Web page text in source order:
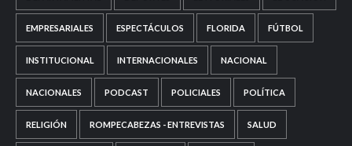
EMPRESARIALES ESPECTÁCULOS FLORIDA FÚTBOL
INSTITUCIONAL INTERNACIONALES NACIONAL
NACIONALES PODCAST POLICIALES POLÍTICA
RELIGIÓN ROMPECABEZAS - ENTREVISTAS SALUD